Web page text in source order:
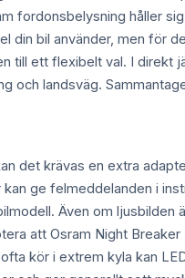
fordonsbelysning håller sig
din bil använder, men för
till ett flexibelt val. I direkt
och landsväg.
det krävas en extra
ge felmeddelanden i
Även om ljusbilden
att Osram Night Breaker
kör i extrem kyla kan